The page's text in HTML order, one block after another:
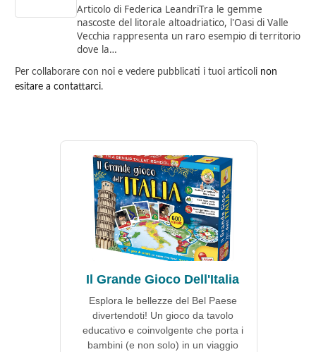
Articolo di Federica LeandriTra le gemme
nascoste del litorale altoadriatico, l'Oasi di Valle
Vecchia rappresenta un raro esempio di territorio
dove la…
Per collaborare con noi e vedere pubblicati i tuoi articoli non
esitare a contattarci.
Il Grande Gioco Dell'Italia
Esplora le bellezze del Bel Paese
divertendoti! Un gioco da tavolo
educativo e coinvolgente che porta i
bambini (e non solo) in un viaggio